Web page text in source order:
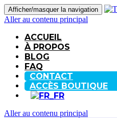
Afficher/masquer la navigation
Aller au contenu principal
ACCUEIL
À PROPOS
BLOG
FAQ
CONTACT
ACCÈS BOUTIQUE
Aller au contenu principal